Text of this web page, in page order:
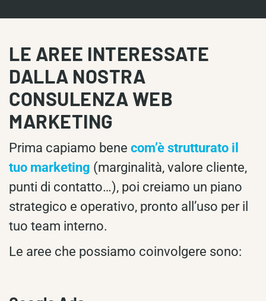
LE AREE INTERESSATE
DALLA NOSTRA
CONSULENZA WEB
MARKETING
Prima capiamo bene com’è strutturato il
tuo marketing (marginalità, valore cliente,
punti di contatto…), poi creiamo un piano
strategico e operativo, pronto all’uso per il
tuo team interno.
Le aree che possiamo coinvolgere sono: